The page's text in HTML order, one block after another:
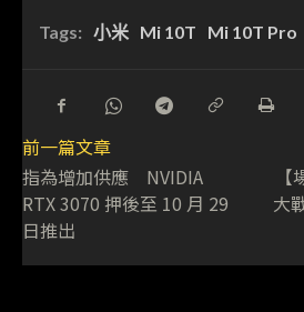
Tags: 小米 Mi 10T Mi 10T Pro
前一篇文章
指為增加供應 NVIDIA
RTX 3070 押後至 10 月 29
日推出
大